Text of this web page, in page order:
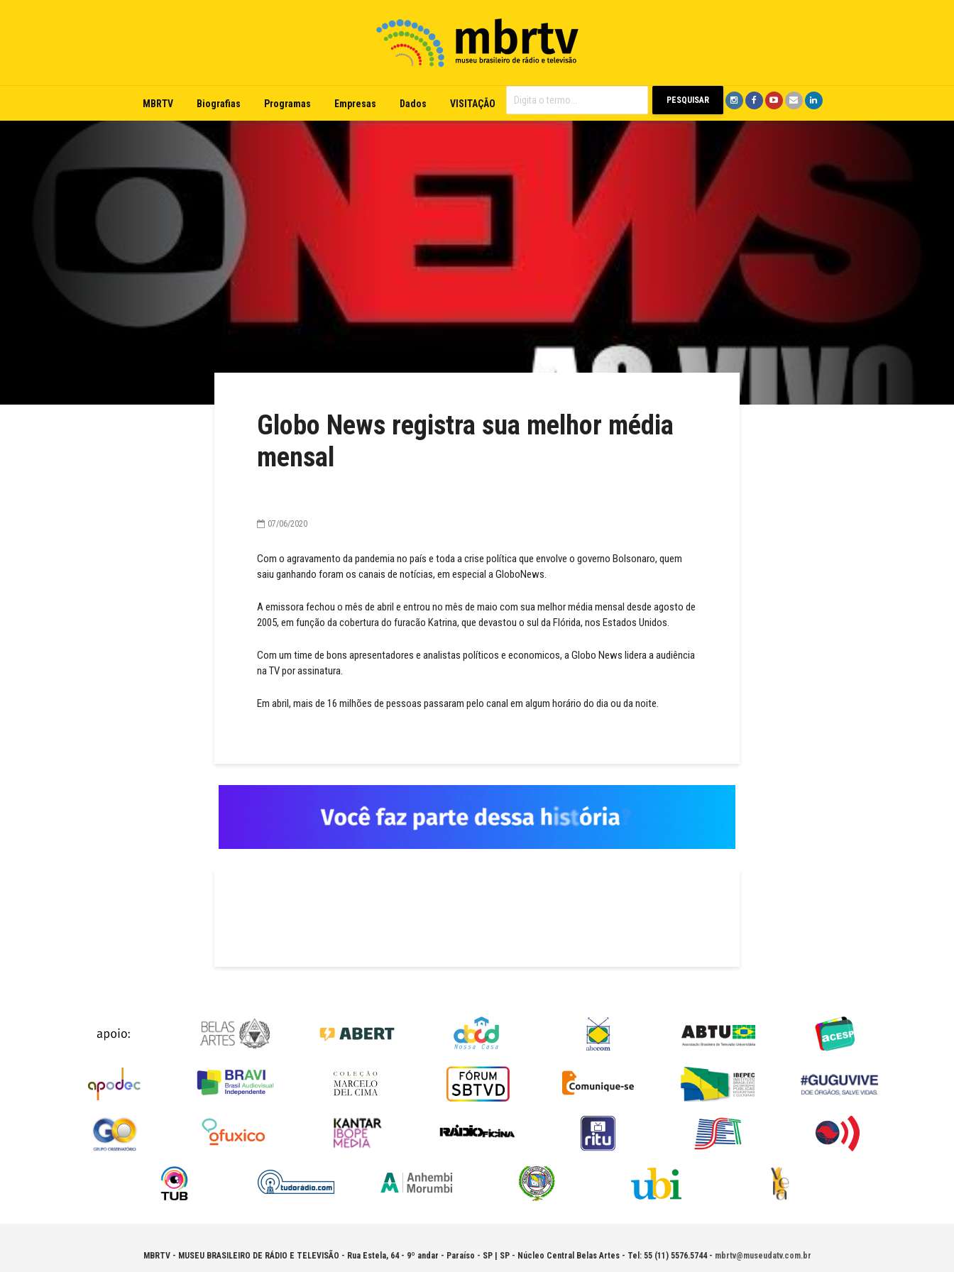
MBRTV Biografias Programas Empresas Dados VISITAÇÃO PESQUISAR
Globo News registra sua melhor média
mensal
07/06/2020
Com o agravamento da pandemia no país e toda a crise política que envolve o governo Bolsonaro, quem
saiu ganhando foram os canais de notícias, em especial a GloboNews.
A emissora fechou o mês de abril e entrou no mês de maio com sua melhor média mensal desde agosto de
2005, em função da cobertura do furacão Katrina, que devastou o sul da Flórida, nos Estados Unidos.
Com um time de bons apresentadores e analistas políticos e economicos, a Globo News lidera a audiência
na TV por assinatura.
Em abril, mais de 16 milhões de pessoas passaram pelo canal em algum horário do dia ou da noite.
MBRTV - MUSEU BRASILEIRO DE RÁDIO E TELEVISÃO - Rua Estela, 64 - 9º andar - Paraíso - SP | SP - Núcleo Central Belas Artes - Tel: 55 (11) 5576.5744 - mbrtv@museudatv.com.br